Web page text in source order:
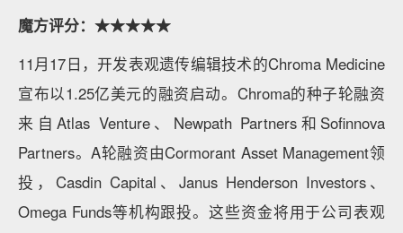
魔方评分：★★★★★
11月17日，开发表观遗传编辑技术的Chroma Medicine
宣布以1.25亿美元的融资启动。Chroma的种子轮融资
来自Atlas Venture、Newpath Partners和Sofinnova
Partners。A轮融资由Cormorant Asset Management领
投，Casdin Capital、Janus Henderson Investors、
Omega Funds等机构跟投。这些资金将用于公司表观